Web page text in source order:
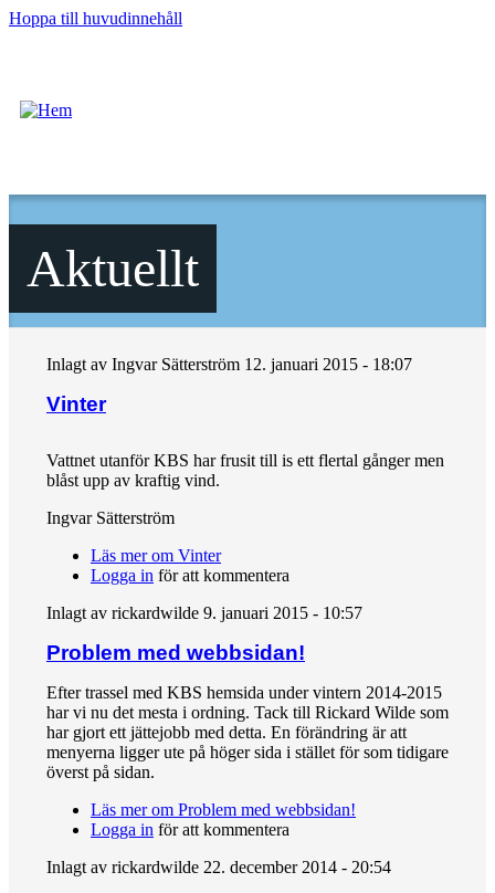
Hoppa till huvudinnehåll
Aktuellt
Inlagt av Ingvar Sätterström 12. januari 2015 - 18:07
Vinter
Vattnet utanför KBS har frusit till is ett flertal gånger men
blåst upp av kraftig vind.
Ingvar Sätterström
Läs merom Vinter
Logga in för att kommentera
Inlagt av rickardwilde 9. januari 2015 - 10:57
Problem med webbsidan!
Efter trassel med KBS hemsida under vintern 2014-2015
har vi nu det mesta i ordning. Tack till Rickard Wilde som
har gjort ett jättejobb med detta. En förändring är att
menyerna ligger ute på höger sida i stället för som tidigare
överst på sidan.
Läs merom Problem med webbsidan!
Logga in för att kommentera
Inlagt av rickardwilde 22. december 2014 - 20:54